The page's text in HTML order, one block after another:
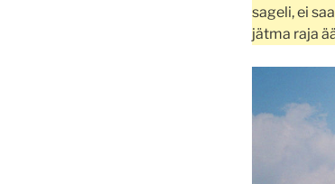
sageli, ei
jätma raja